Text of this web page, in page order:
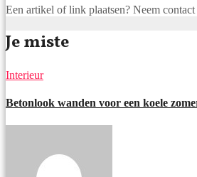
Een artikel of link plaatsen? Neem
Je miste
Interieur
Betonlook wanden voor een koele